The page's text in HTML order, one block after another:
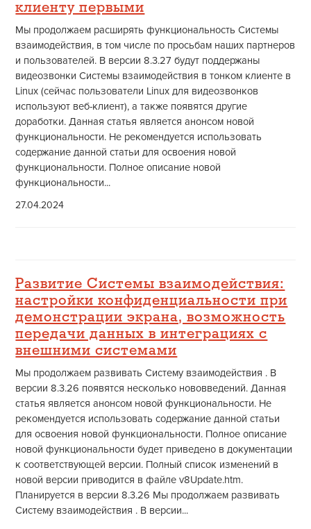
клиенту первыми
Мы продолжаем расширять функциональность Системы
взаимодействия, в том числе по просьбам наших партнеров
и пользователей. В версии 8.3.27 будут поддержаны
видеозвонки Системы взаимодействия в тонком клиенте в
Linux (сейчас пользователи Linux для видеозвонков
используют веб-клиент), а также появятся другие
доработки. Данная статья является анонсом новой
функциональности. Не рекомендуется использовать
содержание данной статьи для освоения новой
функциональности. Полное описание новой
функциональности...
27.04.2024
Развитие Системы взаимодействия:
настройки конфиденциальности при
демонстрации экрана, возможность
передачи данных в интеграциях с
внешними системами
Мы продолжаем развивать Систему взаимодействия . В
версии 8.3.26 появятся несколько нововведений. Данная
статья является анонсом новой функциональности. Не
рекомендуется использовать содержание данной статьи
для освоения новой функциональности. Полное описание
новой функциональности будет приведено в документации
к соответствующей версии. Полный список изменений в
новой версии приводится в файле v8Update.htm.
Планируется в версии 8.3.26 Мы продолжаем развивать
Систему взаимодействия . В версии...